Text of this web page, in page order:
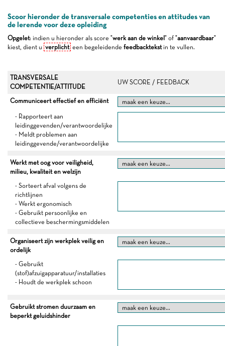
Scoor hieronder de transversale competenties en attitudes van
de lerende voor deze opleiding
Opgelet: indien u hieronder als score "werk aan de winkel " of "aanvaardbaar"
kiest, dient u verplicht een begeleidende feedbacktekstin te vullen.
TRANSVERSALE
COMPETENTIE/ATTITUDE
UW SCORE / FEEDBACK
Communiceert effectief en efficiënt
- Rapporteert aan
leidinggevenden/verantwoordelijke
- Meldt problemen aan
leidinggevende/verantwoordelijke
Werkt met oog voor veiligheid,
milieu, kwaliteit en welzijn
- Sorteert afval volgens de
richtlijnen
- Werkt ergonomisch
- Gebruikt persoonlijke en
collectieve beschermingsmiddelen
Organiseert zijn werkplek veilig en
ordelijk
- Gebruikt
(stof)afzuigapparatuur/installaties
- Houdt de werkplek schoon
Gebruikt stromen duurzaam en
beperkt geluidshinder